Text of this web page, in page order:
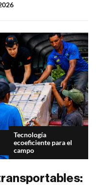
Tecnología
ecoeficiente para el
campo